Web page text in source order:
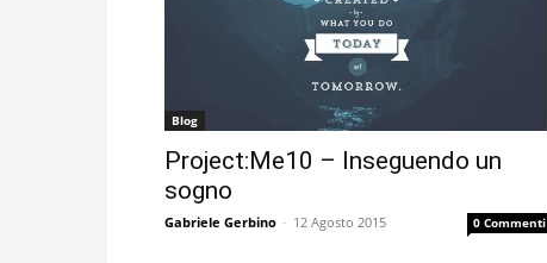
Blog
Project:Me10 – Inseguendo un
sogno
Gabriele Gerbino - 12 Agosto 2015 0 Commenti